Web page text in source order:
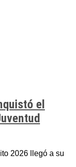
el
2026 llegó a su